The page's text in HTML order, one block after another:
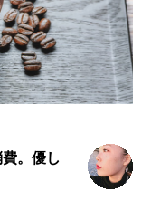
。優し